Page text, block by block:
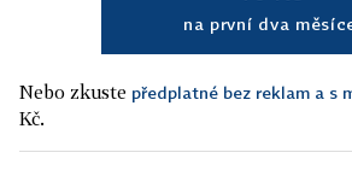
na první dva
Nebo zkuste předplatné bez reklam a s
Kč.